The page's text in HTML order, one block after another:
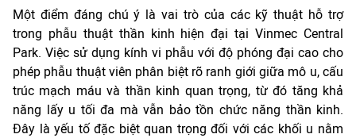
Một điểm đáng chú ý là vai trò của các kỹ thuật hỗ trợ
trong phẫu thuật thần kinh hiện đại tại Vinmec Central
Park. Việc sử dụng kính vi phẫu với độ phóng đại cao cho
phép phẫu thuật viên phân biệt rõ ranh giới giữa mô u, cấu
trúc mạch máu và thần kinh quan trọng, từ đó tăng khả
năng lấy u tối đa mà vẫn bảo tồn chức năng thần kinh.
Đây là yếu tố đặc biệt quan trọng đối với các khối u nằm